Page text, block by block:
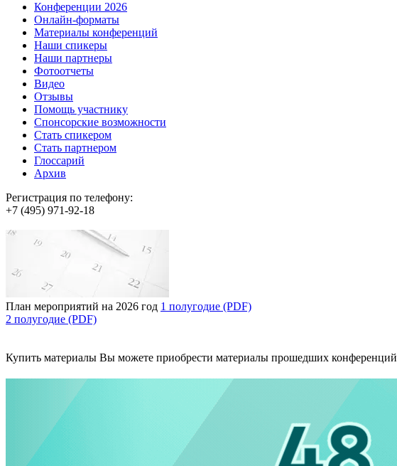
Конференции 2026
Онлайн-форматы
Материалы конференций
Наши спикеры
Наши партнеры
Фотоотчеты
Видео
Отзывы
Помощь участнику
Спонсорские возможности
Стать спикером
Стать партнером
Глоссарий
Архив
Регистрация по телефону:
+7 (495) 971-92-18
План мероприятий на 2026 год 1 полугодие (PDF)
2 полугодие (PDF)
Купить материалы Вы можете приобрести материалы прошедших конференций